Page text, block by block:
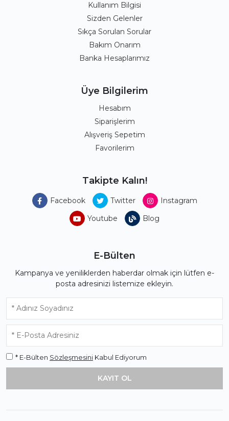
Kullanım Bilgisi
Sizden Gelenler
Sıkça Sorulan Sorular
Bakım Onarım
Banka Hesaplarımız
Üye Bilgilerim
Hesabım
Siparişlerim
Alışveriş Sepetim
Favorilerim
Takipte Kalın!
Facebook Twitter
Instagram
Youtube
Blog
E-Bülten
Kampanya ve yeniliklerden haberdar olmak için lütfen e-
posta adresinizi listemize ekleyin.
* E-Bülten Sözleşmesini Kabul Ediyorum